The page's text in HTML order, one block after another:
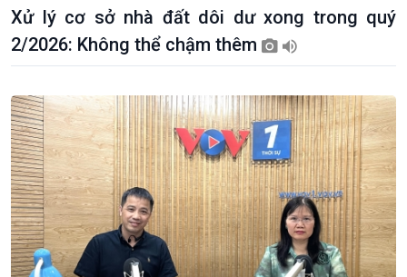
Xử lý cơ sở nhà đất dôi dư xong trong quý
2/2026: Không thể chậm thêm